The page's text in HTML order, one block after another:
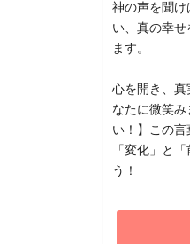
神の声を聞け
い、真の幸せ
ます。
心を開き、真
なたに微笑
い！】この
「変化」と
う！